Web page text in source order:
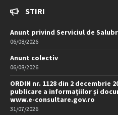
STIRI
Anunt privind Serviciul de
06/08/2026
Anunt colectiv
06/08/2026
ORDIN nr. 1128 din 2 decembrie
publicare a informațiilor și
www.e-consultare.gov.ro
31/07/2026